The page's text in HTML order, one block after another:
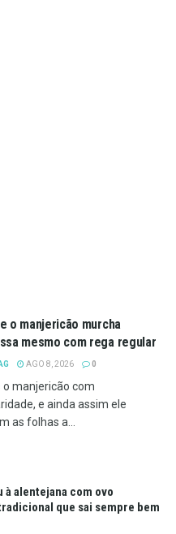
o manjericão murcha
mesmo com rega regular
AGO 8, 2026 0
o manjericão com
e ainda assim ele
as folhas a...
à alentejana com ovo
que sai sempre bem